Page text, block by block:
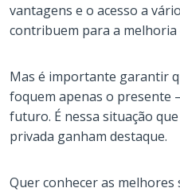
vantagens e o acesso a
contribuem para a melhoria
Mas é importante garantir
foquem apenas o presente
futuro. É nessa situação
privada ganham destaque.
Quer conhecer as